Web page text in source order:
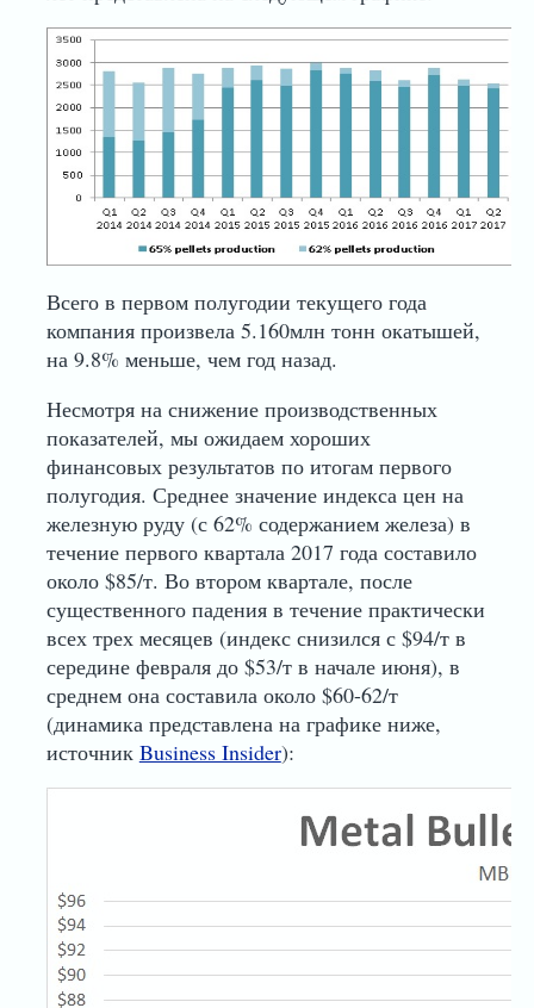
Всего в первом полугодии текущего года
компания произвела 5.160млн тонн окатышей,
на 9.8% меньше, чем год назад.
Несмотря на снижение производственных
показателей, мы ожидаем хороших
финансовых результатов по итогам первого
полугодия. Среднее значение индекса цен на
железную руду (с 62% содержанием железа) в
течение первого квартала 2017 года составило
около $85/т. Во втором квартале, после
существенного падения в течение практически
всех трех месяцев (индекс снизился с $94/т в
середине февраля до $53/т в начале июня), в
среднем она составила около $60-62/т
(динамика представлена на графике ниже,
источник Business Insider):